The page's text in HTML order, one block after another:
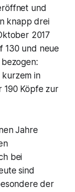
und
knapp drei
2017
130 und neue
in
190 Köpfe zur
Jahre
bei
sind
der